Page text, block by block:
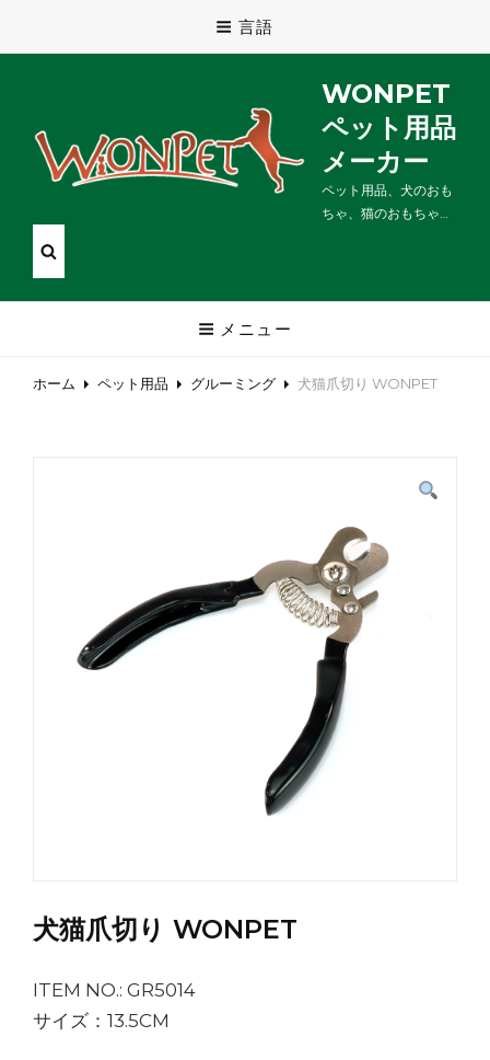
言語
WONPET
ペット用品
メーカー
ペット用品、犬のおも
ちゃ、猫のおもちゃ…
メニュー
ホーム ペット用品 グルーミング 犬猫爪切り WONPET
犬猫爪切り WONPET
ITEM NO.: GR5014
サイズ：13.5CM